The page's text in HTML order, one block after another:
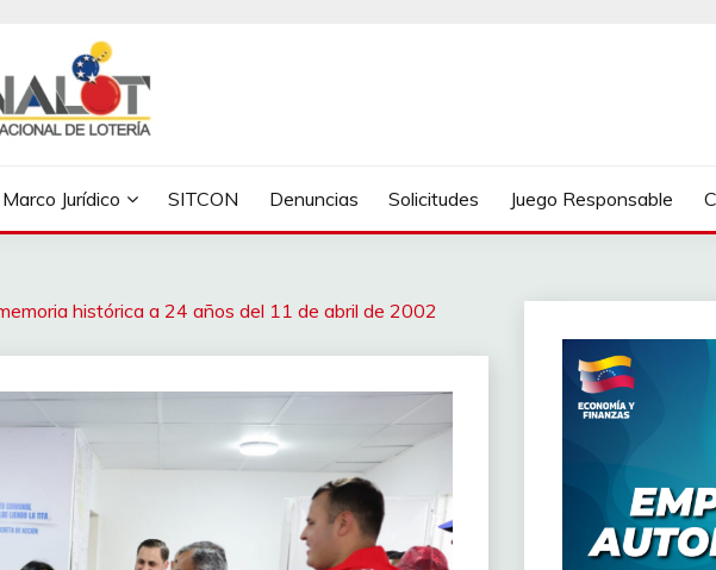
Marco Jurídico SITCON Denuncias Solicitudes Juego Responsable
histórica a 24 años del 11 de abril de 2002